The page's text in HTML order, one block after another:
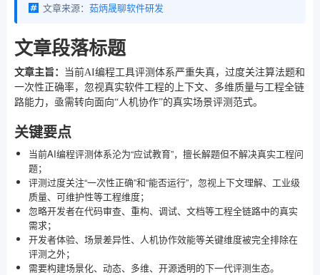
文章来源： 茹炳晟聊软件研发
文章段落标题
文章主旨：
当前AI编程工具评测体系严重失真，过度关注算法题和
一次性正确率，忽视真实软件工程的上下文、多维质量与工程全链
路能力，亟需转向面向“人机协作”的真实场景评测范式。
关键要点
当前AI编程评测体系沦为“应试教育”，擅长解题但不解决真实工程问
题；
评测过度关注“一次性正确”和“能否运行”，忽视上下文理解、工业级
质量、可维护性等工程维度；
忽略开发者在代码审查、重构、调试、文档等工程全链路中的真实
需求；
开发者体验、场景差异性、人机协作效能等关键维度被完全排除在
评测之外；
需要构建场景化、动态、多维、开源透明的下一代评测生态。